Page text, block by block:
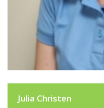
Julia Christen